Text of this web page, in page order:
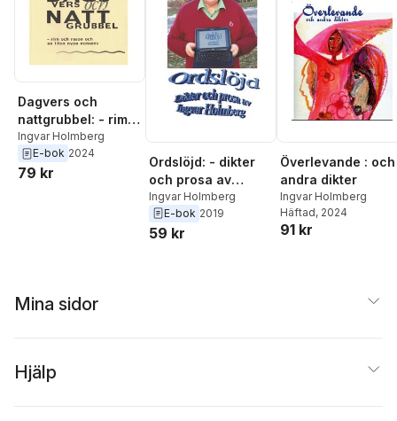
Dagvers och
nattgrubbel: - rim
och reson och en
liten nypa nonsens
Ingvar Holmberg
E-bok 2024
79 kr
Ordslöjd: - dikter
och prosa av
Ingvar Holmberg
Ingvar Holmberg
E-bok 2019
59 kr
Överlevande : och
andra dikter
Ingvar Holmberg
Häftad, 2024
91 kr
Mina sidor
Hjälp